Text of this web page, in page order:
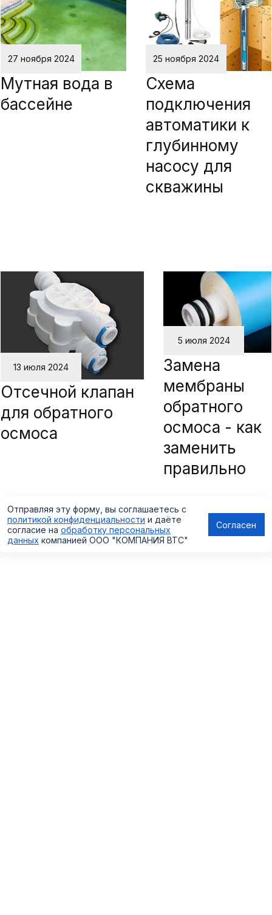
27 ноября 2024
Мутная вода в
бассейне
25 ноября 2024
Схема
подключения
автоматики к
глубинному
насосу для
скважины
13 июля 2024
Отсечной клапан
для обратного
осмоса
5 июля 2024
Замена
мембраны
обратного
осмоса - как
заменить
правильно
Отправляя эту форму, вы соглашаетесь с
политикой конфиденциальности и даёте
согласие на обработку персональных
данных компанией ООО "КОМПАНИЯ ВТС"
Согласен